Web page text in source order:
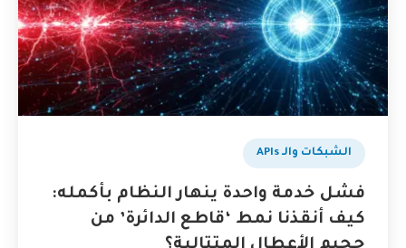
الشبكات والـ APIs
فشل خدمة واحدة ينهار النظام بأكمله:
كيف أنقذنا نمط ‘قاطع الدائرة’ من